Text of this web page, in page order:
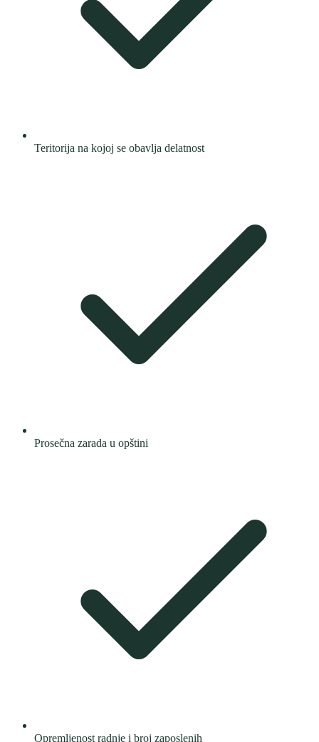
Teritorija na kojoj se obavlja delatnost
Prosečna zarada u opštini
Opremljenost radnje i broj zaposlenih